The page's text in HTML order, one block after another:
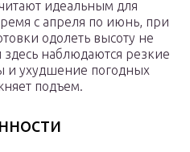
идеальным для
с апреля по июнь, при
одолеть высоту не
наблюдаются резкие
и ухудшение погодных
подъем.